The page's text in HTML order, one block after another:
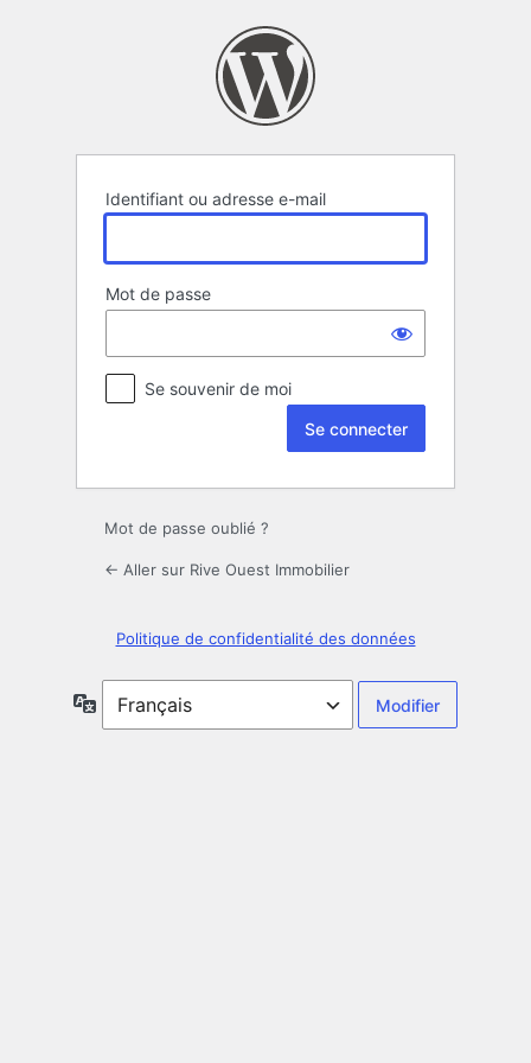
Identifiant ou adresse e-mail
Mot de passe
Se souvenir de moi
Mot de passe oublié ?
← Aller sur Rive Ouest Immobilier
Politique de confidentialité des données
Langue